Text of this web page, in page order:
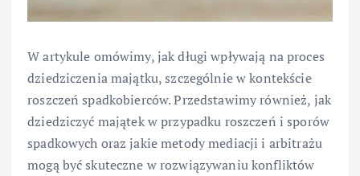
W artykule omówimy, jak długi wpływają na proces
dziedziczenia majątku, szczególnie w kontekście
roszczeń spadkobierców. Przedstawimy również, jak
dziedziczyć majątek w przypadku roszczeń i sporów
spadkowych oraz jakie metody mediacji i arbitrażu
mogą być skuteczne w rozwiązywaniu konfliktów